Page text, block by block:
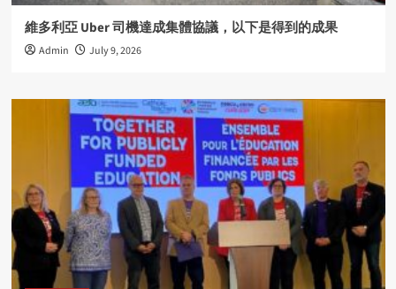
維多利亞 Uber 司機達成集體協議，以下是得到的成果
Admin July 9, 2026